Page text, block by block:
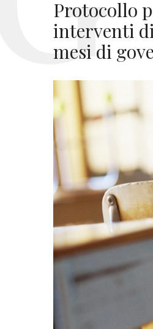
Protocollo
interventi
mesi di